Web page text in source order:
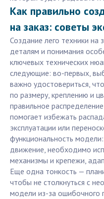
Как правильно
на заказ: советы
Создание лего техники на
деталям и понимания
ключевых технических
следующие: во-первых,
важно удостовериться,
по размеру, креплению и
правильное
помогает избежать
эксплуатации или
функциональность
движение, необходимо
механизмы и крепежи,
Еще одна тонкость —
чтобы не столкнуться с
модели из-за ошибочного